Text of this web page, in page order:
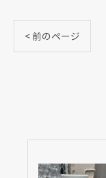
< 前のページ